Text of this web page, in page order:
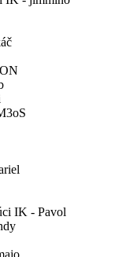
IK - Pavol